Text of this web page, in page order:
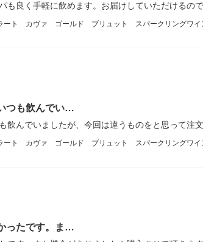
も良く手軽に飲めます。お届けしていただけるの
ラート カヴァ ゴールド ブリュット スパークリング
つも飲んでい…
飲んでいましたが、今回は違うものをと思って注
ラート カヴァ ゴールド ブリュット スパークリング
ったです。ま…